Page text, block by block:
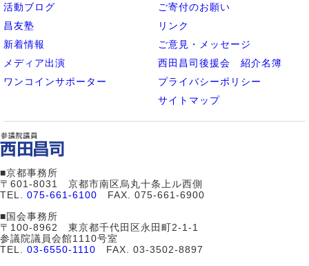
活動ブログ
昌友塾
新着情報
メディア出演
ワンコインサポーター
ご寄付のお願い
リンク
ご意見・メッセージ
西田昌司後援会 紹介名簿
プライバシーポリシー
サイトマップ
■京都事務所
〒601-8031 京都市南区烏丸十条上ル西側
TEL. 075-661-6100 FAX. 075-661-6900
■国会事務所
〒100-8962 東京都千代田区永田町2-1-1
参議院議員会館1110号室
TEL. 03-6550-1110 FAX. 03-3502-8897